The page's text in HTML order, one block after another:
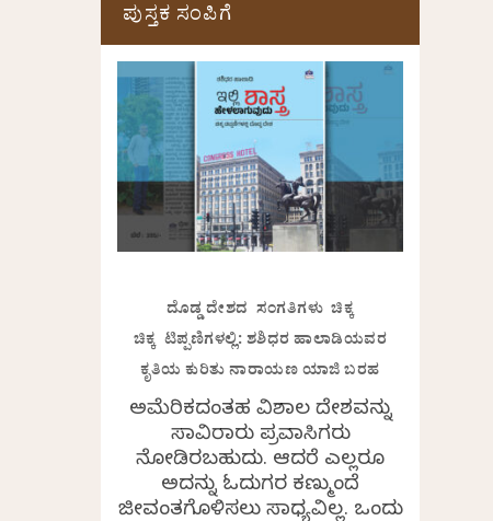
ಪುಸ್ತಕ ಸಂಪಿಗೆ
ದೊಡ್ಡ ದೇಶದ ಸಂಗತಿಗಳು ಚಿಕ್ಕ
ಚಿಕ್ಕ ಟಿಪ್ಪಣಿಗಳಲ್ಲಿ: ಶಶಿಧರ ಹಾಲಾಡಿಯವರ
ಕೃತಿಯ ಕುರಿತು ನಾರಾಯಣ ಯಾಜಿ ಬರಹ
ಅಮೆರಿಕದಂತಹ ವಿಶಾಲ ದೇಶವನ್ನು
ಸಾವಿರಾರು ಪ್ರವಾಸಿಗರು
ನೋಡಿರಬಹುದು. ಆದರೆ ಎಲ್ಲರೂ
ಅದನ್ನು ಓದುಗರ ಕಣ್ಮುಂದೆ
ಜೀವಂತಗೊಳಿಸಲು ಸಾಧ್ಯವಿಲ್ಲ. ಒಂದು